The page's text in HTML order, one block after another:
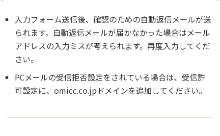
入力フォーム送信後、確認のための自動返信メールが送
られます。自動返信メールが届かなかった場合はメール
アドレスの入力ミスが考えられます。再度入力してくだ
さい。
PCメールの受信拒否設定をされている場合は、受信許
可設定に、omicc.co.jpドメインを追加してください。